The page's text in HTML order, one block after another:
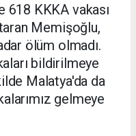
618 KKKA vakası
Memişoğlu,
ölüm olmadı.
bildirilmeye
Malatya'da da
gelmeye